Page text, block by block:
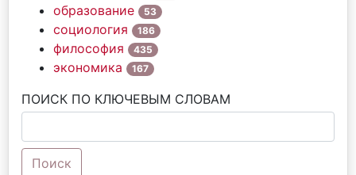
образование 53
социология 186
философия 435
экономика 167
ПОИСК ПО КЛЮЧЕВЫМ СЛОВАМ
Поиск